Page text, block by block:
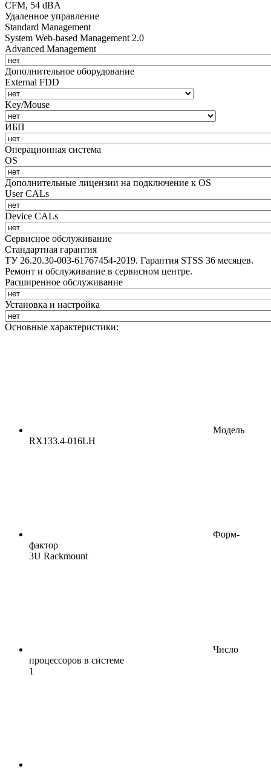
CFM, 54 dBA
Удаленное управление
Standard Management
System Web-based Management 2.0
Advanced Management
Дополнительное оборудование
External FDD
Key/Mouse
ИБП
Операционная система
OS
Дополнительные лицензии на подключение к OS
User CALs
Device CALs
Сервисное обслуживание
Стандартная гарантия
ТУ 26.20.30-003-61767454-2019. Гарантия STSS 36 месяцев.
Ремонт и обслуживание в сервисном центре.
Расширенное обслуживание
Установка и настройка
Основные характеристики:
Модель
RX133.4-016LH
Форм-
фактор
3U Rackmount
Число
процессоров в системе
1